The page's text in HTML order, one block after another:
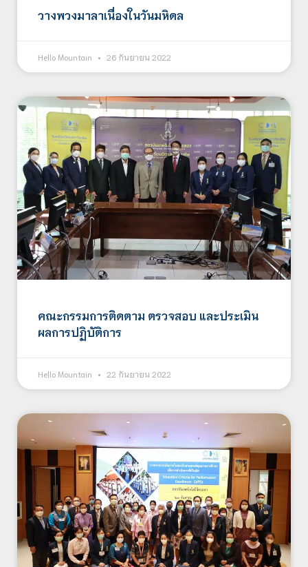
วางพวงมาลาเนื่องในวันมหิดล
Hello Mountain 26 กันยายน 2022
คณะกรรมการติดตาม ตรวจสอบ และประเมิน
ผลการปฏิบัติการ
Hello Mountain 22 กันยายน 2022